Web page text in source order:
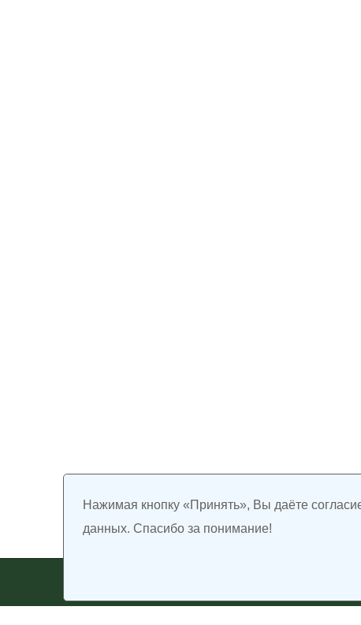
Нажимая кнопку «Принять», Вы даёте
данных. Спасибо за понимание!
2023 © Государственная типография федерального